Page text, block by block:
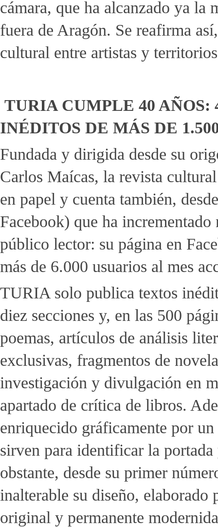
cámara, que ha alcanzado ya
fuera de Aragón. Se reafirma
cultural entre artistas y
TURIA CUMPLE 40 AÑOS:
INÉDITOS DE MÁS DE
Fundada y dirigida desde su
Carlos Maícas, la revista
en papel y cuenta también,
Facebook) que ha
público lector: su página en
más de 6.000 usuarios al mes
TURIA solo publica textos
diez secciones y, en las 500
poemas, artículos de análisis
exclusivas, fragmentos de
investigación y divulgación en
apartado de crítica de libros.
enriquecido gráficamente por
sirven para identificar la
obstante, desde su primer
inalterable su diseño, elaborado
original y permanente